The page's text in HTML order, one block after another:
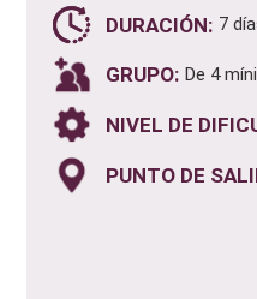
DURACIÓN: 7
GRUPO: De 4
NIVEL DE
PUNTO DE